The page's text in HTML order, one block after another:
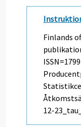
Finlands
12-